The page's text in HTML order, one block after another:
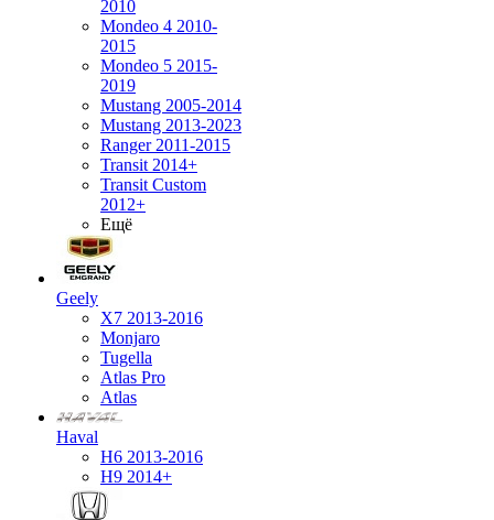
2010
Mondeo 4 2010-
2015
Mondeo 5 2015-
2019
Mustang 2005-2014
Mustang 2013-2023
Ranger 2011-2015
Transit 2014+
Transit Custom
2012+
Ещё
Geely
X7 2013-2016
Monjaro
Tugella
Atlas Pro
Atlas
Haval
H6 2013-2016
H9 2014+